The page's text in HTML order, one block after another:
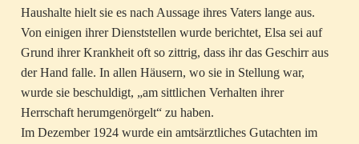
Haushalte hielt sie es nach Aussage ihres Vaters lange aus.
Von einigen ihrer Dienststellen wurde berichtet, Elsa sei auf
Grund ihrer Krankheit oft so zittrig, dass ihr das Geschirr aus
der Hand falle. In allen Häusern, wo sie in Stellung war,
wurde sie beschuldigt, „am sittlichen Verhalten ihrer
Herrschaft herumgenörgelt“ zu haben.
Im Dezember 1924 wurde ein amtsärztliches Gutachten im